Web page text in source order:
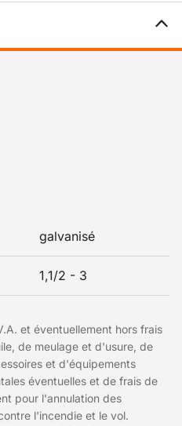
galvanisé
1,1/2 - 3
et éventuellement hors frais
de meulage et d'usure, de
et d'équipements
éventuelles et de frais de
pour l'annulation des
l'incendie et le vol.